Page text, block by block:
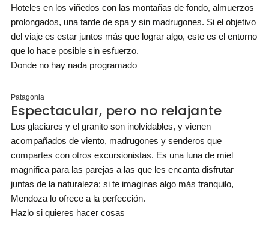
Hoteles en los viñedos con las montañas de fondo, almuerzos
prolongados, una tarde de spa y sin madrugones. Si el objetivo
del viaje es estar juntos más que lograr algo, este es el entorno
que lo hace posible sin esfuerzo.
Donde no hay nada programado
Patagonia
Espectacular, pero no relajante
Los glaciares y el granito son inolvidables, y vienen
acompañados de viento, madrugones y senderos que
compartes con otros excursionistas. Es una luna de miel
magnífica para las parejas a las que les encanta disfrutar
juntas de la naturaleza; si te imaginas algo más tranquilo,
Mendoza lo ofrece a la perfección.
Hazlo si quieres hacer cosas